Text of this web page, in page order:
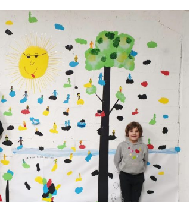
2026!
collezionista